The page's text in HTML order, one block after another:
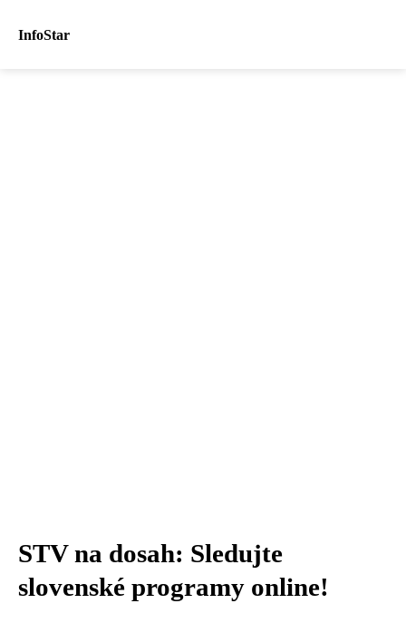
InfoStar
STV na dosah: Sledujte
slovenské programy online!